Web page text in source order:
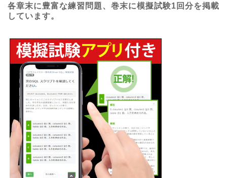
各章末に豊富な練習問題、巻末に模擬試験1回分を掲載
しています。